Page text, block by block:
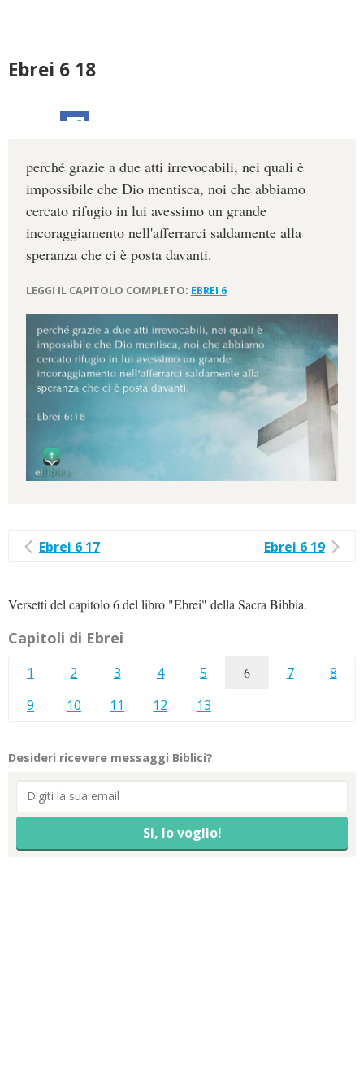
Ebrei 6 18
perché grazie a due atti irrevocabili, nei quali è
impossibile che Dio mentisca, noi che abbiamo
cercato rifugio in lui avessimo un grande
incoraggiamento nell'afferrarci saldamente alla
speranza che ci è posta davanti.
LEGGI IL CAPITOLO COMPLETO: EBREI 6
Ebrei 6 17 Ebrei 6 19
Versetti del capitolo 6 del libro "Ebrei" della Sacra Bibbia.
Capitoli di Ebrei
1 2 3 4 5 6 7
8
9
10 11 12 13
Desideri ricevere messaggi Biblici?